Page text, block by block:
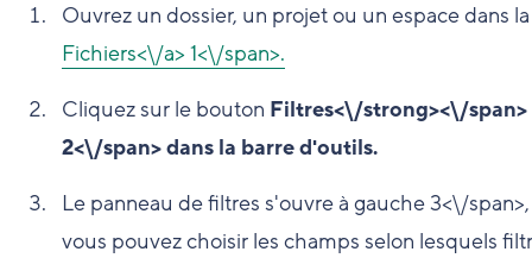
Ouvrez un dossier, un projet ou un espace dans
Fichiers<\/a> 1<\/span>.
Cliquez sur le bouton Filtres<\/strong><\/span>
2<\/span> dans la barre d'outils.
Le panneau de filtres s'ouvre à gauche3<\/
vous pouvez choisir les champs selon lesquels